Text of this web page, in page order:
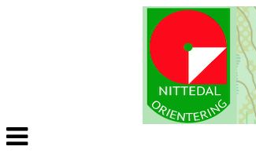
Veksle
navigasjon